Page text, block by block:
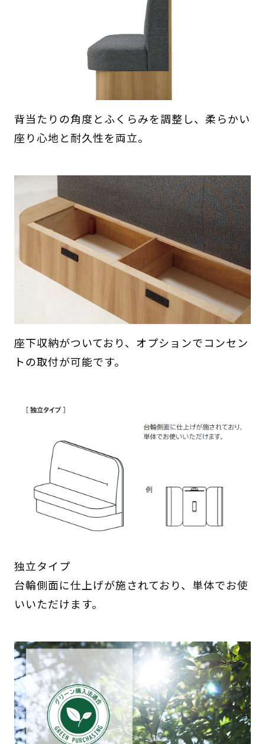
背当たりの角度とふくらみを調整し、柔らかい
座り心地と耐久性を両立。
座下収納がついており、オプションでコンセン
トの取付が可能です。
独立タイプ
台輪側面に仕上げが施されており、単体でお使
いいただけます。